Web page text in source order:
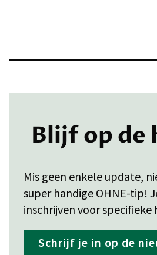
Blijf op de
Mis geen enkele update,
super handige OHNE-tip!
inschrijven voor specifieke
Schrijf je in op de